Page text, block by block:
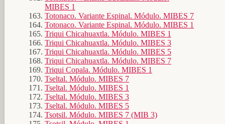
MIBES 1
Totonaco. Variante Espinal. Módulo. MIBES 7
Totonaco. Variante Espinal. Módulo. MIBES 1
Triqui Chicahuaxtla. Módulo. MIBES 1
Triqui Chicahuaxtla. Módulo. MIBES 3
Triqui Chicahuaxtla. Módulo. MIBES 5
Triqui Chicahuaxtla. Módulo. MIBES 7
Triqui Copala. Módulo. MIBES 1
Tseltal. Módulo. MIBES 7
Tseltal. Módulo. MIBES 1
Tseltal. Módulo. MIBES 3
Tseltal. Módulo. MIBES 5
Tsotsil. Módulo. MIBES 7 (MIB 3)